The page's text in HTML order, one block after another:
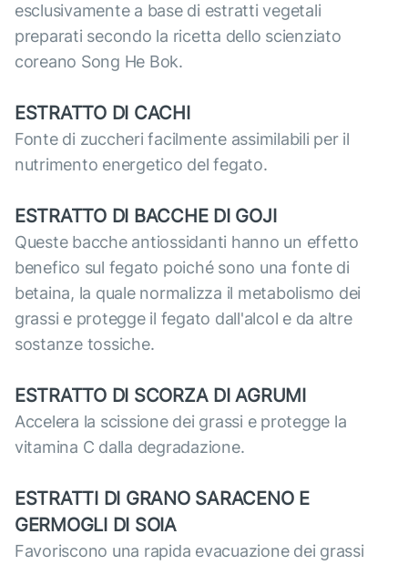
esclusivamente a base di estratti vegetali
preparati secondo la ricetta dello scienziato
coreano Song He Bok.
ESTRATTO DI CACHI
Fonte di zuccheri facilmente assimilabili per il
nutrimento energetico del fegato.
ESTRATTO DI BACCHE DI GOJI
Queste bacche antiossidanti hanno un effetto
benefico sul fegato poiché sono una fonte di
betaina, la quale normalizza il metabolismo dei
grassi e protegge il fegato dall'alcol e da altre
sostanze tossiche.
ESTRATTO DI SCORZA DI AGRUMI
Accelera la scissione dei grassi e protegge la
vitamina C dalla degradazione.
ESTRATTI DI GRANO SARACENO E
GERMOGLI DI SOIA
Favoriscono una rapida evacuazione dei grassi